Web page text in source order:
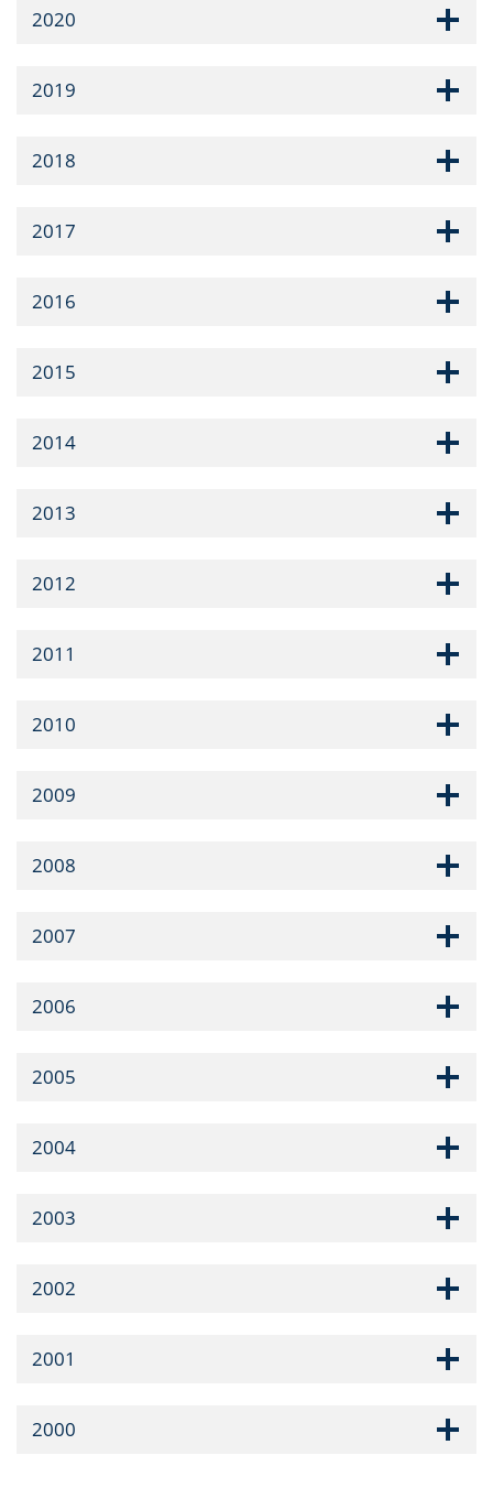
2020
2019
2018
2017
2016
2015
2014
2013
2012
2011
2010
2009
2008
2007
2006
2005
2004
2003
2002
2001
2000